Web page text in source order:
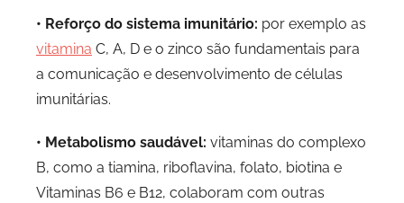
• Reforço do sistema imunitário: por exemplo as
vitamina C, A, D e o zinco são fundamentais para
a comunicação e desenvolvimento de células
imunitárias.
• Metabolismo saudável: vitaminas do complexo
B, como a tiamina, riboflavina, folato, biotina e
Vitaminas B6 e B12, colaboram com outras